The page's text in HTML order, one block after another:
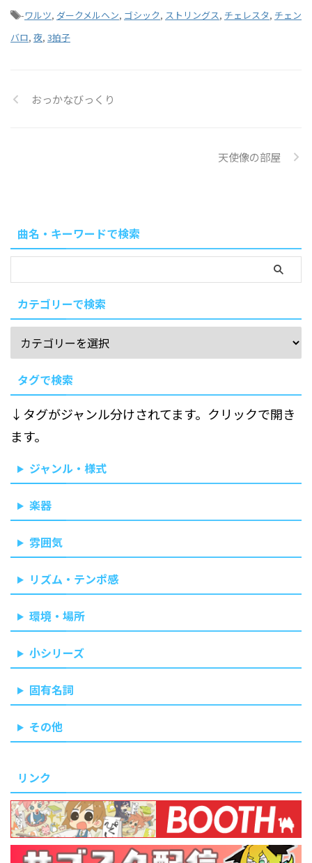
-ワルツ, ダークメルヘン, ゴシック, ストリングス, チェレスタ, チェン
バロ, 夜, 3拍子
おっかなびっくり
天使像の部屋
曲名・キーワードで検索
カテゴリーで検索
タグで検索
↓タグがジャンル分けされてます。クリックで開き
ます。
ジャンル・様式
楽器
雰囲気
リズム・テンポ感
環境・場所
小シリーズ
固有名詞
その他
リンク